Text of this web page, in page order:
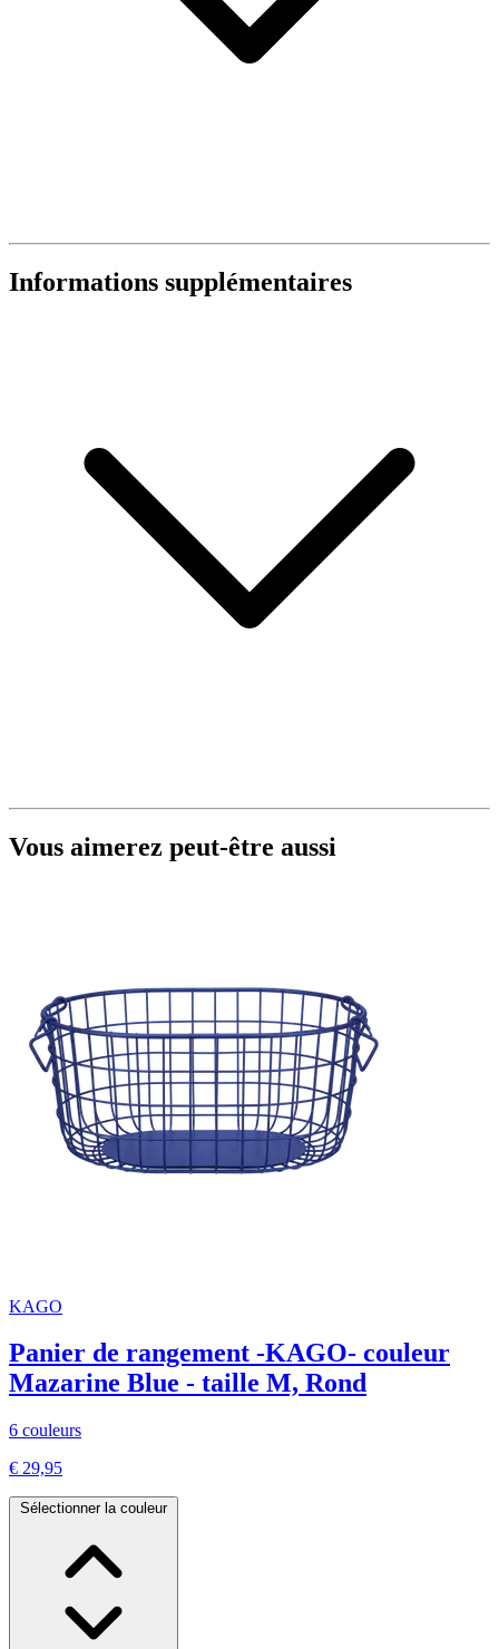
Informations supplémentaires
Vous aimerez peut-être aussi
KAGO
Panier de rangement -KAGO- couleur
Mazarine Blue - taille M, Rond
6 couleurs
€ 29,95
Sélectionner la couleur